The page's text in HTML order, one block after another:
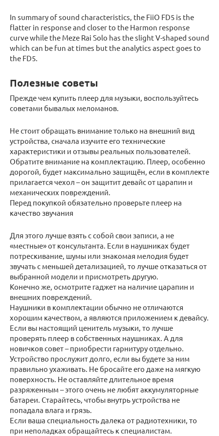
In summary of sound characteristics, the FiiO FD5 is the
flatter in response and closer to the Harmon response
curve while the Meze Rai Solo has the slight V-shaped sound
which can be fun at times but the analytics aspect goes to
the FD5.
Полезные советы
Прежде чем купить плеер для музыки, воспользуйтесь
советами бывалых меломанов.
Не стоит обращать внимание только на внешний вид
устройства, сначала изучите его технические
характеристики и отзывы реальных пользователей.
Обратите внимание на комплектацию. Плеер, особенно
дорогой, будет максимально защищён, если в комплекте
прилагается чехол – он защитит девайс от царапин и
механических повреждений.
Перед покупкой обязательно проверьте плеер на
качество звучания
Для этого лучше взять с собой свои записи, а не
«местные» от консультанта. Если в наушниках будет
потрескивание, шумы или знакомая мелодия будет
звучать с меньшей детализацией, то лучше отказаться от
выбранной модели и присмотреть другую.
Конечно же, осмотрите гаджет на наличие царапин и
внешних повреждений.
Наушники в комплектации обычно не отличаются
хорошим качеством, а являются приложением к девайсу.
Если вы настоящий ценитель музыки, то лучше
проверять плеер в собственных наушниках. А для
новичков совет – приобрести гарнитуру отдельно.
Устройство прослужит долго, если вы будете за ним
правильно ухаживать. Не бросайте его даже на мягкую
поверхность. Не оставляйте длительное время
разряженным – этого очень не любят аккумуляторные
батареи. Старайтесь, чтобы внутрь устройства не
попадала влага и грязь.
Если ваша специальность далека от радиотехники, то
при неполадках обращайтесь к специалистам.